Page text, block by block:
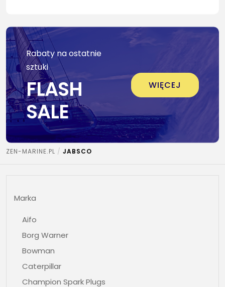
Rabaty na ostatnie
sztuki
FLASH
SALE
WIĘCEJ
ZEN-MARINE.PL JABSCO
Marka
Aifo
Borg Warner
Bowman
Caterpillar
Champion Spark Plugs